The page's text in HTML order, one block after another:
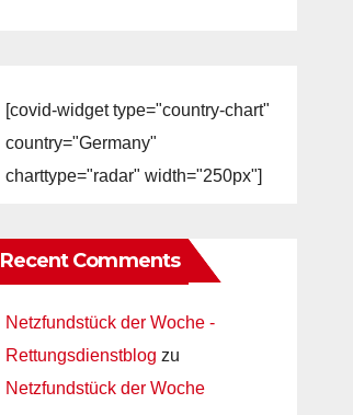
[covid-widget type="country-chart"
country="Germany"
charttype="radar" width="250px"]
Recent Comments
Netzfundstück der Woche -
Rettungsdienstblog zu
Netzfundstück der Woche